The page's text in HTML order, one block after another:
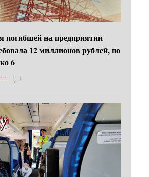
погибшей на предприятии
12 миллионов рублей, но
6